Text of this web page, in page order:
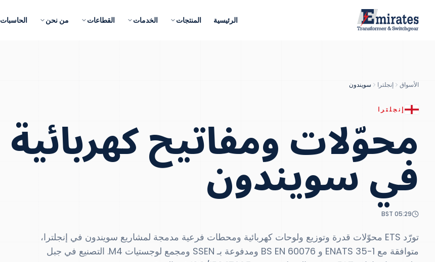
الرئيسية المنتجات الخدمات القطاعات من نحن الحاسبات
الأسواق إنجلترا سويندون
إنجلترا
محوّلات ومفاتيح كهربائية
فيسويندون 05:29
تورّد ETS محوّلات قدرة وتوزيع ولوحات كهربائية ومحطات فرعية مدمجة لمشاريع سويندون في إنجلترا،
متوافقة مع ENATS 35-1 و BS EN 60076 ومدفوعة بـ SSEN ومجمع لوجستيات M4. التصنيع في جبل